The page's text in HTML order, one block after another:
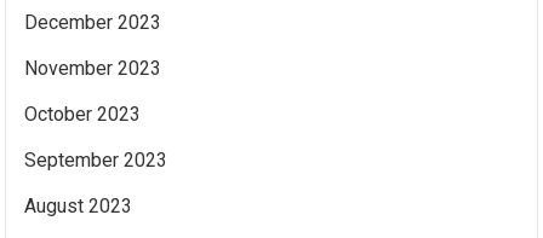
December 2023
November 2023
October 2023
September 2023
August 2023